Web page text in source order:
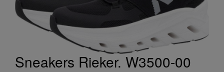
Sneakers Rieker. W3500-00